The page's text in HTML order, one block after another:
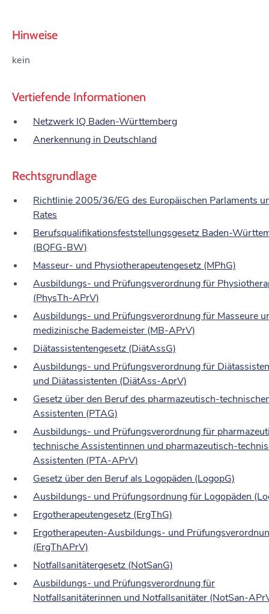
Hinweise
kein
Vertiefende Informationen
Netzwerk IQ Baden-Württemberg
Anerkennung in Deutschland
Rechtsgrundlage
Richtlinie 2005/36/EG des Europäischen Parlaments
Rates
Berufsqualifikationsfeststellungsgesetz Baden-
(BQFG-BW)
Masseur- und Physiotherapeutengesetz (MPhG)
Ausbildungs- und Prüfungsverordnung für
(PhysTh-APrV)
Ausbildungs- und Prüfungsverordnung für Masseure
medizinische Bademeister (MB-APrV)
Diätassistentengesetz (DiätAssG)
Ausbildungs- und Prüfungsverordnung für
und Diätassistenten (DiätAss-AprV)
Gesetz über den Beruf des pharmazeutisch-
Assistenten (PTAG)
Ausbildungs- und Prüfungsverordnung für
technische Assistentinnen und pharmazeutisch-
Assistenten (PTA-APrV)
Gesetz über den Beruf als Logopäden (LogopG)
Ausbildungs- und Prüfungsordnung für Logopäden
Ergotherapeutengesetz (ErgThG)
Ergotherapeuten-Ausbildungs- und
(ErgThAPrV)
Notfallsanitätergesetz (NotSanG)
Ausbildungs- und Prüfungsverordnung für
Notfallsanitäterinnen und Notfallsanitäter (NotSan-